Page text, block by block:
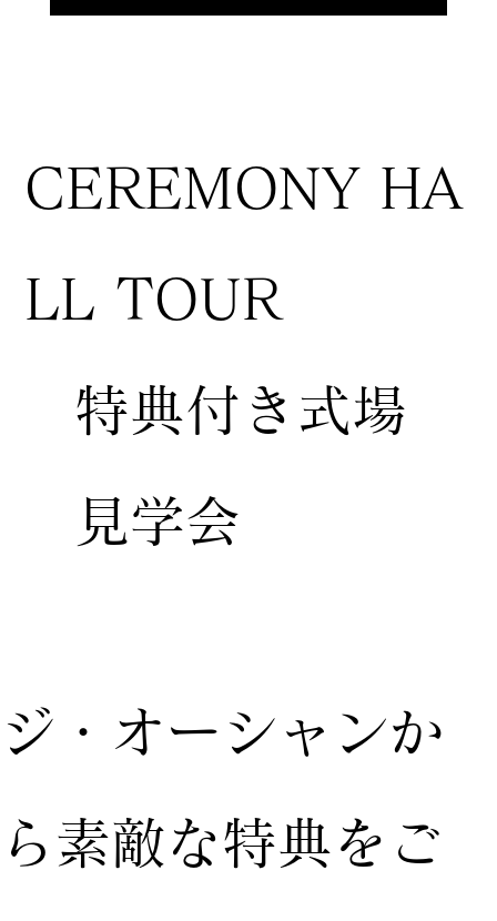
CEREMONY HA
LL TOUR
特典付き式場
見学会
ジ・オーシャンか
ら素敵な特典をご